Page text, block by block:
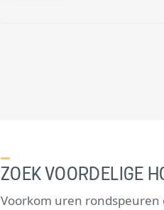
ZOEK VOORDELIGE
Voorkom uren